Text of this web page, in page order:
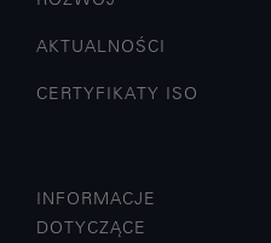
AKTUALNOŚCI
CERTYFIKATY ISO
INFORMACJE
DOTYCZĄCE